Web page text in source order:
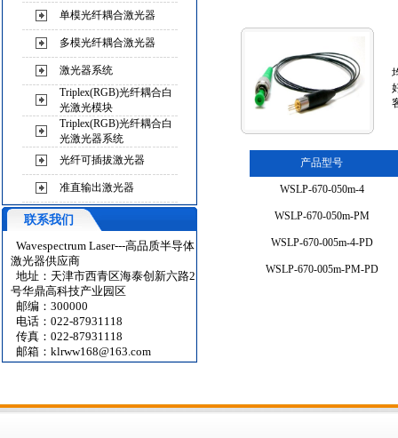
单模光纤耦合激光器
多模光纤耦合激光器
激光器系统
Triplex(RGB)光纤耦合白
光激光模块
Triplex(RGB)光纤耦合白
光激光器系统
光纤可插拔激光器
准直输出激光器
联系我们
Wavespectrum Laser---高品质半导体
激光器供应商
地址：天津市西青区海泰创新六路2
号华鼎高科技产业园区
邮编：300000
电话：022-87931118
传真：022-87931118
邮箱： klrww168@163.com
产品型号
WSLP-670-050m-4
WSLP-670-050m-PM
WSLP-670-005m-4-PD
WSLP-670-005m-PM-PD